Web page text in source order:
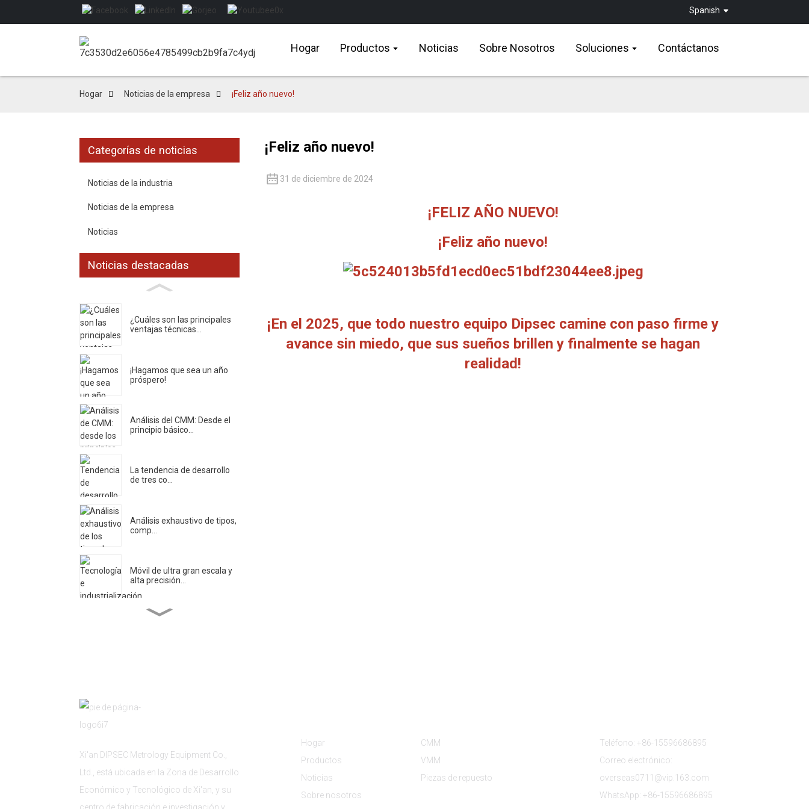
Spanish
Hogar Productos Noticias Sobre Nosotros Soluciones Contáctanos
Hogar Noticias de la empresa ¡Feliz año nuevo!
Categorías de noticias
Noticias de la industria
Noticias de la empresa
Noticias
Noticias destacadas
¿Cuáles son las principales
ventajas técnicas...
¡Hagamos que sea un año
próspero!
Análisis del CMM: Desde el
principio básico...
La tendencia de desarrollo
de tres co...
Análisis exhaustivo de tipos,
comp...
Móvil de ultra gran escala y
alta precisión...
La aplicación del bastidor de
¡Feliz año nuevo!
31 de diciembre de 2024
¡FELIZ AÑO NUEVO!
¡Feliz año nuevo!
¡En el 2025, que todo nuestro equipo Dipsec camine con paso firme y
avance sin miedo, que sus sueños brillen y finalmente se hagan
realidad!
Xi'an DIPSEC Metrology Equipment Co.,
Ltd., está ubicada en la Zona de Desarrollo
Económico y Tecnológico de Xi'an, y su
centro de fabricación e investigación y
Hogar
Productos
Noticias
Sobre nosotros
CMM
VMM
Piezas de repuesto
Teléfono: +86-15596686895
Correo electrónico:
overseas0711@vip.163.com
WhatsApp: +86-15596686895